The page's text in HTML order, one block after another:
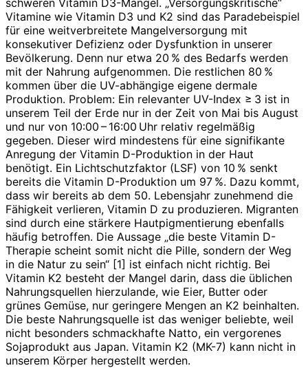
Vitamine wie Vitamin D3 und K2 sind das Paradebeispiel
für eine weitverbreitete Mangelversorgung mit
konsekutiver Defizienz oder Dysfunktion in unserer
Bevölkerung. Denn nur etwa 20 % des Bedarfs werden
mit der Nahrung aufgenommen. Die restlichen 80 %
kommen über die UV-abhängige eigene dermale
Produktion. Problem: Ein relevanter UV-Index ≥ 3 ist in
unserem Teil der Erde nur in der Zeit von Mai bis August
und nur von 10:00 – 16:00 Uhr relativ regelmäßig
gegeben. Dieser wird mindestens für eine signifikante
Anregung der Vitamin D-Produktion in der Haut
benötigt. Ein Lichtschutzfaktor (LSF) von 10 % senkt
bereits die Vitamin D-Produktion um 97 %. Dazu kommt,
dass wir bereits ab dem 50. Lebensjahr zunehmend die
Fähigkeit verlieren, Vitamin D zu produzieren. Migranten
sind durch eine stärkere Hautpigmentierung ebenfalls
häufig betroffen. Die Aussage „die beste Vitamin D-
Therapie scheint somit nicht die Pille, sondern der Weg
in die Natur zu sein“ [1] ist einfach nicht richtig. Bei
Vitamin K2 besteht der Mangel darin, dass die üblichen
Nahrungsquellen hierzulande, wie Eier, Butter oder
grünes Gemüse, nur geringere Mengen an K2 beinhalten.
Die beste Nahrungsquelle ist das weniger beliebte, weil
nicht besonders schmackhafte Natto, ein vergorenes
Sojaprodukt aus Japan. Vitamin K2 (MK-7) kann nicht in
unserem Körper hergestellt werden.